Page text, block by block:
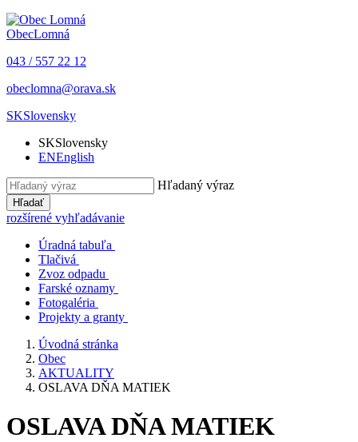
ObecLomná
043 / 557 22 12
obeclomna@orava.sk
SKSlovensky
SKSlovensky
ENEnglish
Hľadaný výraz
Hľadať
rozšírené vyhľadávanie
Úradná tabuľa
Tlačivá
Zvoz odpadu
Farské oznamy
Fotogaléria
Projekty a granty
Úvodná stránka
Obec
AKTUALITY
OSLAVA DŇA MATIEK
OSLAVA DŇA MATIEK